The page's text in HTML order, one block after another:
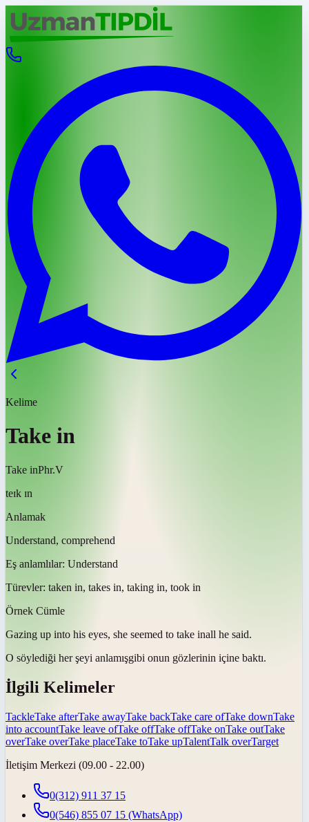
Kelime
Take in
Take inPhr.V
teɪk ɪn
Anlamak
Understand, comprehend
Eş anlamlılar: Understand
Türevler: taken in, takes in, taking in, took in
Örnek Cümle
Gazing up into his eyes, she seemed to take inall he said.
O söylediği her şeyi anlamışgibi onun gözlerinin içine baktı.
İlgili Kelimeler
TackleTake afterTake awayTake backTake care ofTake downTake
into accountTake leave ofTake offTake offTake onTake outTake
overTake overTake placeTake toTake upTalentTalk overTarget
İletişim Merkezi (09.00 - 22.00)
0(312) 911 37 15
0(546) 855 07 15 (WhatsApp)